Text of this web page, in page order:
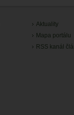
Aktuality
Mapa portálu
RSS kanál